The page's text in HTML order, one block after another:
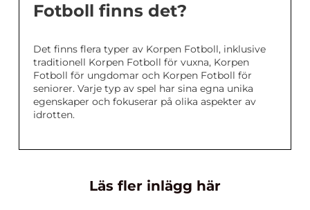
Fotboll finns det?
Det finns flera typer av Korpen Fotboll, inklusive
traditionell Korpen Fotboll för vuxna, Korpen
Fotboll för ungdomar och Korpen Fotboll för
seniorer. Varje typ av spel har sina egna unika
egenskaper och fokuserar på olika aspekter av
idrotten.
Läs fler inlägg här